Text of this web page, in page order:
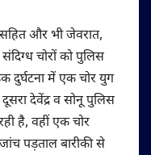
और भी जेवरात,
चोरों को पुलिस
दुर्घटना में एक चोर युग
देवेंद्र व सोनू पुलिस
है, वहीं एक चोर
पड़ताल बारीकी से